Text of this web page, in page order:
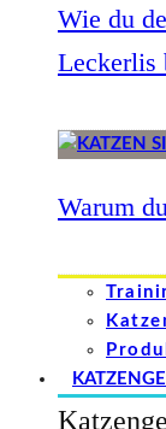
Wie du
Leckerlis
Warum